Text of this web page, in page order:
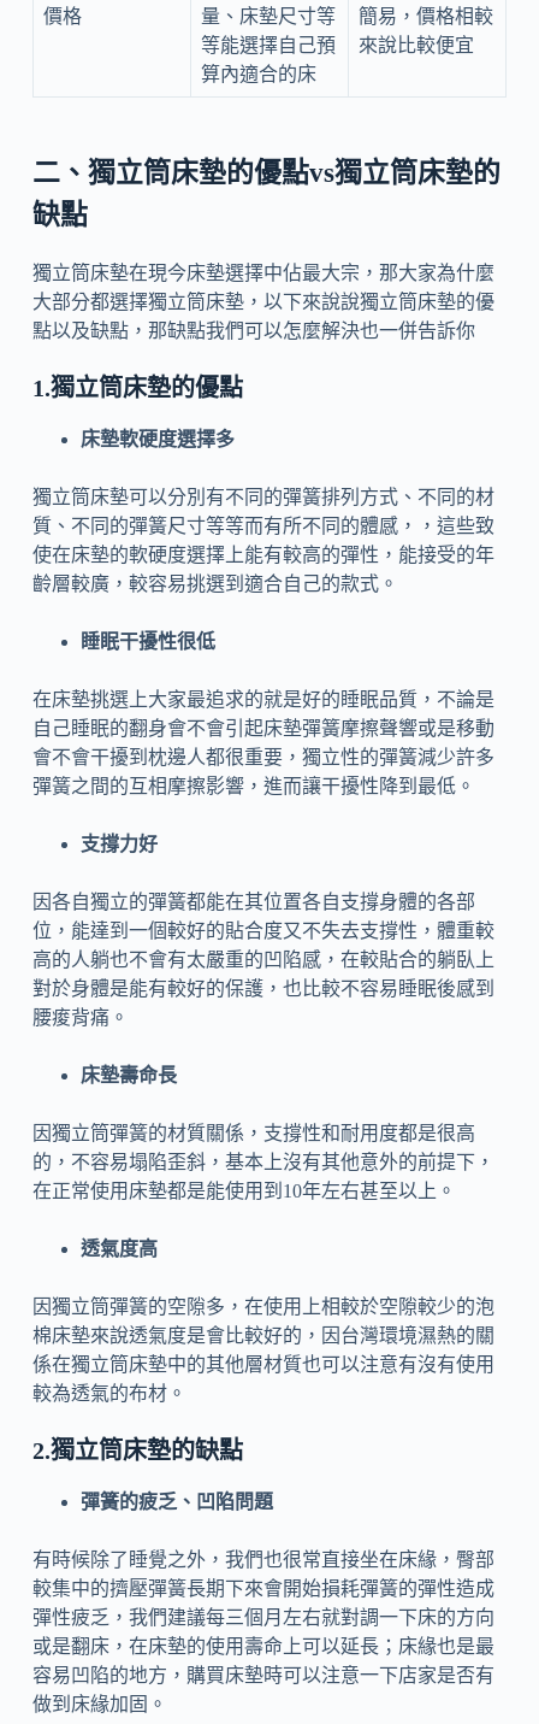
價格
量、床墊尺寸等
等能選擇自己預
算內適合的床
簡易，價格相較
來說比較便宜
二、獨立筒床墊的優點vs獨立筒床墊的
缺點
獨立筒床墊在現今床墊選擇中佔最大宗，那大家為什麼
大部分都選擇獨立筒床墊，以下來說說獨立筒床墊的優
點以及缺點，那缺點我們可以怎麼解決也一併告訴你
1.獨立筒床墊的優點
床墊軟硬度選擇多
獨立筒床墊可以分別有不同的彈簧排列方式、不同的材
質、不同的彈簧尺寸等等而有所不同的體感，，這些致
使在床墊的軟硬度選擇上能有較高的彈性，能接受的年
齡層較廣，較容易挑選到適合自己的款式。
睡眠干擾性很低
在床墊挑選上大家最追求的就是好的睡眠品質，不論是
自己睡眠的翻身會不會引起床墊彈簧摩擦聲響或是移動
會不會干擾到枕邊人都很重要，獨立性的彈簧減少許多
彈簧之間的互相摩擦影響，進而讓干擾性降到最低。
支撐力好
因各自獨立的彈簧都能在其位置各自支撐身體的各部
位，能達到一個較好的貼合度又不失去支撐性，體重較
高的人躺也不會有太嚴重的凹陷感，在較貼合的躺臥上
對於身體是能有較好的保護，也比較不容易睡眠後感到
腰痠背痛。
床墊壽命長
因獨立筒彈簧的材質關係，支撐性和耐用度都是很高
的，不容易塌陷歪斜，基本上沒有其他意外的前提下，
在正常使用床墊都是能使用到10年左右甚至以上。
透氣度高
因獨立筒彈簧的空隙多，在使用上相較於空隙較少的泡
棉床墊來說透氣度是會比較好的，因台灣環境濕熱的關
係在獨立筒床墊中的其他層材質也可以注意有沒有使用
較為透氣的布材。
2.獨立筒床墊的缺點
彈簧的疲乏、凹陷問題
有時候除了睡覺之外，我們也很常直接坐在床緣，臀部
較集中的擠壓彈簧長期下來會開始損耗彈簧的彈性造成
彈性疲乏，我們建議每三個月左右就對調一下床的方向
或是翻床，在床墊的使用壽命上可以延長；床緣也是最
容易凹陷的地方，購買床墊時可以注意一下店家是否有
做到床緣加固。